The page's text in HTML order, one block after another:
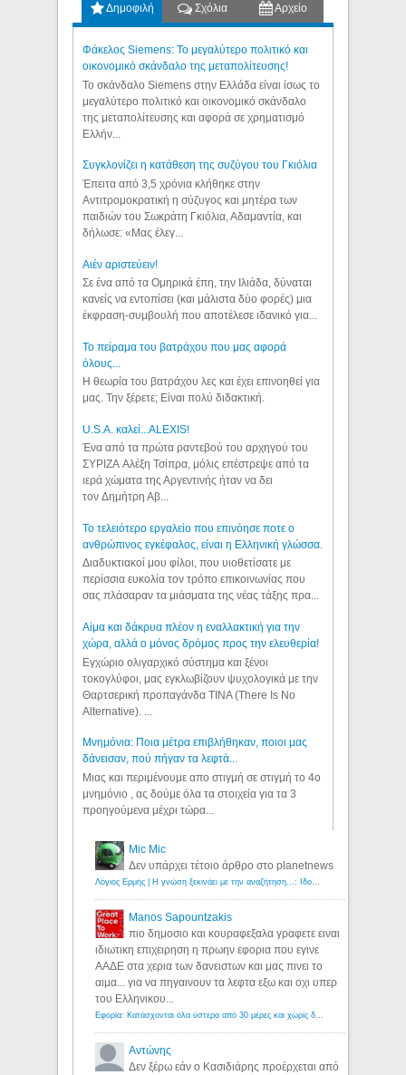
Δημοφιλή Σχόλια Αρχείο
Φάκελος Siemens: Το μεγαλύτερο πολιτικό και
οικονομικό σκάνδαλο της μεταπολίτευσης!
Το σκάνδαλο Siemens στην Ελλάδα είναι ίσως το
μεγαλύτερο πολιτικό και οικονομικό σκάνδαλο
της μεταπολίτευσης και αφορά σε χρηματισμό
Ελλήν...
Συγκλονίζει η κατάθεση της συζύγου του Γκιόλια
Έπειτα από 3,5 χρόνια κλήθηκε στην
Αντιτρομοκρατική η σύζυγος και μητέρα των
παιδιών του Σωκράτη Γκιόλια, Αδαμαντία, και
δήλωσε: «Μας έλεγ...
Aιέν αριστεύειν!
Σε ένα από τα Ομηρικά έπη, την Ιλιάδα, δύναται
κανείς να εντοπίσει (και μάλιστα δύο φορές) μια
έκφραση-συμβουλή που αποτέλεσε ιδανικό για...
Το πείραμα του βατράχου που μας αφορά
όλους...
Η θεωρία του βατράχου λες και έχει επινοηθεί για
μας. Την ξέρετε; Είναι πολύ διδακτική.
U.S.A. καλεί...ALEXIS!
Ένα από τα πρώτα ραντεβού του αρχηγού του
ΣΥΡΙΖΑ Αλέξη Τσίπρα, μόλις επέστρεψε από τα
ιερά χώματα της Αργεντινής ήταν να δει
τον Δημήτρη Αβ...
Το τελειότερο εργαλείο που επινόησε ποτε ο
ανθρώπινος εγκέφαλος, είναι η Ελληνική γλώσσα.
Διαδυκτιακοί μου φίλοι, που υιοθετίσατε με
περίσσια ευκολία τον τρόπο επικοινωνίας που
σας πλάσαραν τα μιάσματα της νέας τάξης πρα...
Αίμα και δάκρυα πλέον η εναλλακτική για την
χώρα, αλλά ο μόνος δρόμος προς την ελευθερία!
Εγχώριο ολιγαρχικό σύστημα και ξένοι
τοκογλύφοι, μας εγκλωβίζουν ψυχολογικά με την
Θαρτσερική προπαγάνδα TINA (There Is No
Alternative). ...
Μνημόνια: Ποια μέτρα επιβλήθηκαν, ποιοι μας
δάνεισαν, πού πήγαν τα λεφτά...
Μιας και περιμένουμε απο στιγμή σε στιγμή το 4ο
μνημόνιο , ας δούμε όλα τα στοιχεία για τα 3
προηγούμενα μέχρι τώρα...
Mic Mic
Δεν υπάρχει τέτοιο άρθρο στο planetnews
Λόγιος Ερμής | Η γνώση ξεκινάει με την αναζήτηση...: Ιδού οι 18 που χρωστούν 11 δις ευρώ!
Manos Sapountzakis
πιο δημοσιο και κουραφεξαλα γραφετε ειναι
ιδιωτικη επιχειρηση η πρωην εφορια που εγινε
ΑΑΔΕ στα χερια των δανειστων και μας πινει το
αιμα... για να πηγαινουν τα λεφτα εξω και οχι υπερ
του Ελληνικου...
Εφορία: Κατάσχονται όλα ύστερα από 30 μέρες και χωρίς δικαστικές αποφάσεις - Λόγιος Ερμής
Αντώνης
Δεν ξέρω εάν ο Κασιδιάρης προέρχεται από